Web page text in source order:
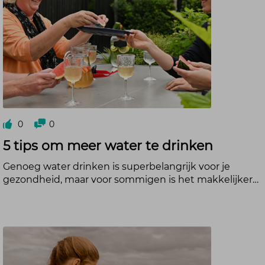
0 0
5 tips om meer water te drinken
Genoeg water drinken is superbelangrijk voor je
gezondheid, maar voor sommigen is het makkelijker…